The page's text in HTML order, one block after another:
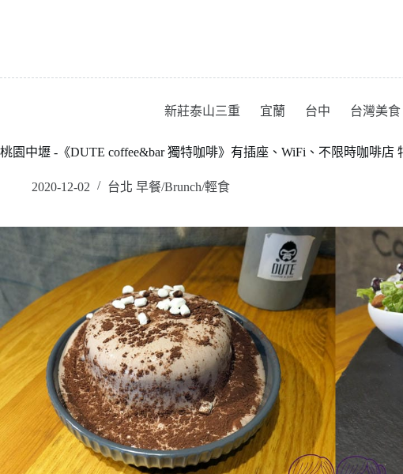
新莊泰山三重 宜蘭 台中 台灣美食
桃園中壢 -《DUTE coffee&bar 獨特咖啡》有插座、WiFi、不限時咖啡店
2020-12-02 台北 早餐/Brunch/輕食